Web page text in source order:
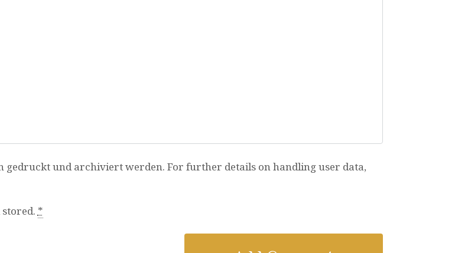
gedruckt und archiviert werden. For further details on handling user data,
*